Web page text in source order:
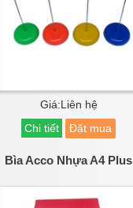
Giá:Liên hệ
Chi tiết
Đặt mua
Bìa Acco Nhựa A4 Plus